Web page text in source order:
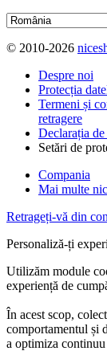
© 2010-2026
Despre noi
Protecția
Termeni și
retragere
Declarația
Setări de
Compania
Mai multe
Retrageți-vă din
Personaliză-ți
Utilizăm module
experiență de
În acest scop,
comportamentul și
a optimiza